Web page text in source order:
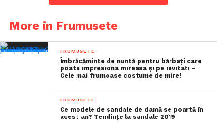
More in Frumusete
FRUMUSETE
Îmbrăcăminte de nuntă pentru bărbați care
poate impresiona mireasa și pe invitați –
Cele mai frumoase costume de mire!
FRUMUSETE
Ce modele de sandale de damă se poartă în
acest an? Tendințe la sandale 2019